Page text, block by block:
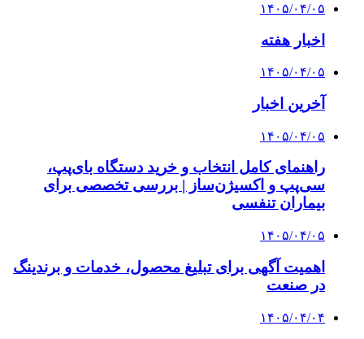
۱۴۰۵/۰۴/۰۵
اخبار هفته
۱۴۰۵/۰۴/۰۵
آخرین اخبار
۱۴۰۵/۰۴/۰۵
راهنمای کامل انتخاب و خرید دستگاه بای‌پپ،
سی‌پپ و اکسیژن‌ساز | بررسی تخصصی برای
بیماران تنفسی
۱۴۰۵/۰۴/۰۵
اهمیت آگهی برای تبلیغ محصول، خدمات و برندینگ
در صنعت
۱۴۰۵/۰۴/۰۴